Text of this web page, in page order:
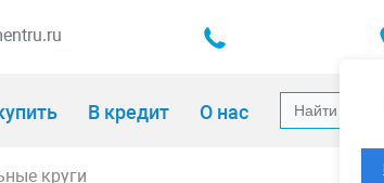
В кредит О нас
круги